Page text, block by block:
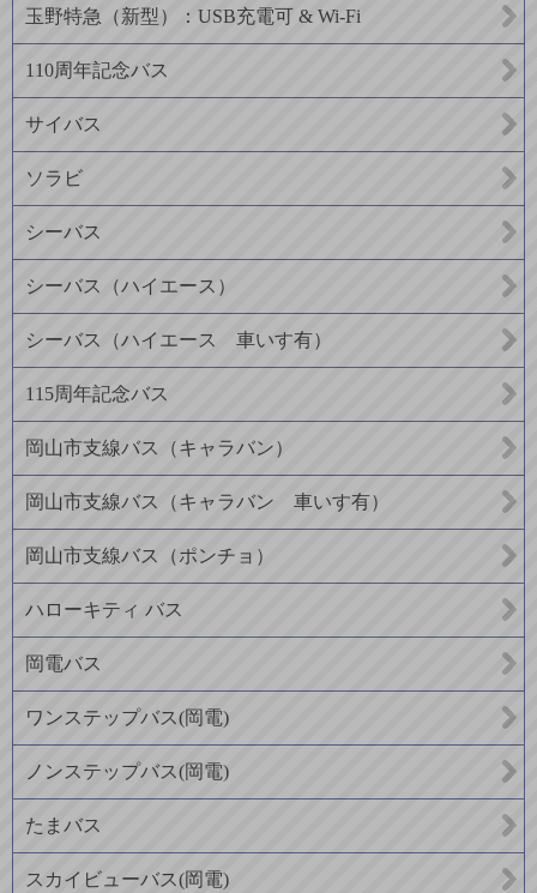
玉野特急（新型）：USB充電可 & Wi-Fi
110周年記念バス
サイバス
ソラビ
シーバス
シーバス（ハイエース）
シーバス（ハイエース 車いす有）
115周年記念バス
岡山市支線バス（キャラバン）
岡山市支線バス（キャラバン 車いす有）
岡山市支線バス（ポンチョ）
ハローキティ バス
岡電バス
ワンステップバス(岡電)
ノンステップバス(岡電)
たまバス
スカイビューバス(岡電)